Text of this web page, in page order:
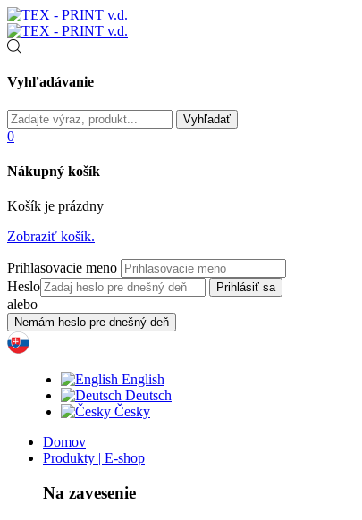
Vyhľadávanie
0
Nákupný košík
Košík je prázdny
Zobraziť košík.
Prihlasovacie meno
Heslo
alebo
English
Deutsch
Česky
Domov
Produkty | E-shop
Na zavesenie